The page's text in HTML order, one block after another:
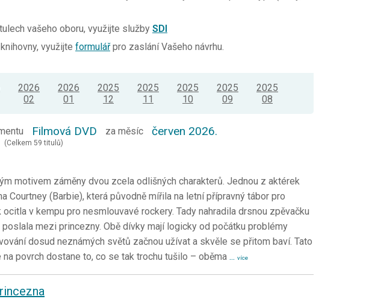
vašeho oboru, využijte služby SDI
využijte formulářpro zaslání Vašeho návrhu.
2026
02
2026
01
2025
12
2025
11
2025
10
2025
09
2025
08
Filmová DVD za měsíc červen 2026.
(Celkem 59 titulů)
motivem záměny dvou zcela odlišných charakterů. Jednou z aktérek
Courtney (Barbie), která původně mířila na letní přípravný tábor pro
v kempu pro nesmlouvavé rockery. Tady nahradila drsnou zpěvačku
mezi princezny. Obě dívky mají logicky od počátku problémy
dosud neznámých světů začnou užívat a skvěle se přitom baví. Tato
povrch dostane to, co se tak trochu tušilo – oběma ... více